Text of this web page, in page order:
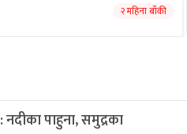
२ महिना बाँकी
२ महिना बाँकी
पाहुना, समुद्रका